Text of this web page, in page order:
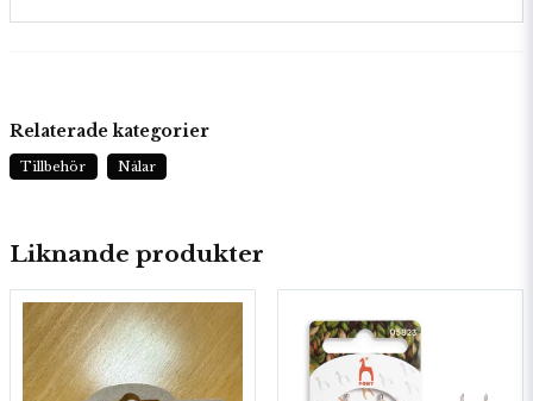
Liknande produkter
Relaterade kategorier
Tillbehör Nålar